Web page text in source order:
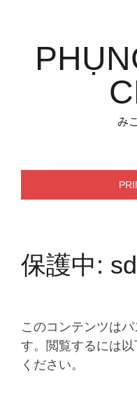
content
み
保護中:
このコンテンツは
す。閲覧するには
ください。